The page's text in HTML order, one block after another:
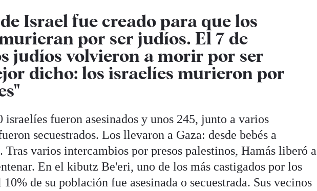
Israel fue creado para que los
por ser judíos. El 7 de
judíos volvieron a morir por ser
dicho: los israelíes murieron por
israelíes fueron asesinados y unos 245, junto a varios
secuestrados. Los llevaron a Gaza: desde bebés a
Tras varios intercambios por presos palestinos, Hamás liberó a
En el kibutz Be'eri, uno de los más castigados por los
de su población fue asesinada o secuestrada. Sus vecinos